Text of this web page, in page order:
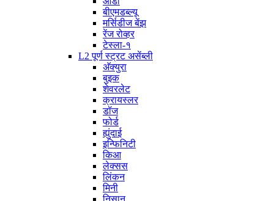
बीएमडब्ल्यू
मर्सिडीज बेंझ
रेंज रोव्हर
टेस्ला-१
L2 पूर्ण स्ट्रट असेंब्ली
अ‍ॅक्युरा
बुइक
शेवरलेट
क्रायस्लर
डॉज
फोर्ड
ह्युंदाई
इन्फिनिटी
किआ
लेक्सस
लिंकन
मिनी
निसान